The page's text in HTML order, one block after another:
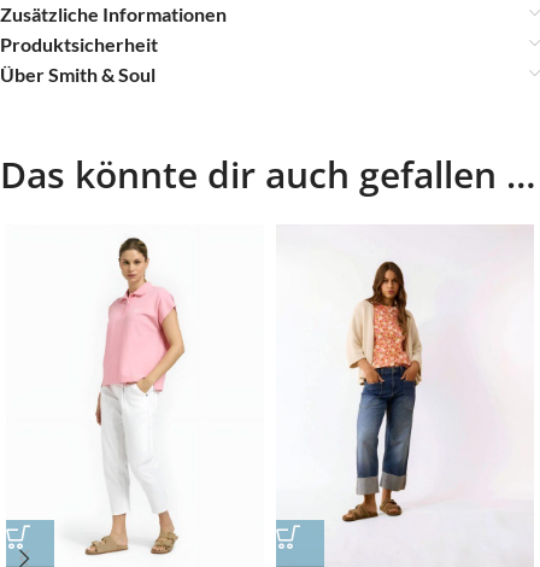
Zusätzliche Informationen
Produktsicherheit
Über Smith & Soul
Das könnte dir auch gefallen …